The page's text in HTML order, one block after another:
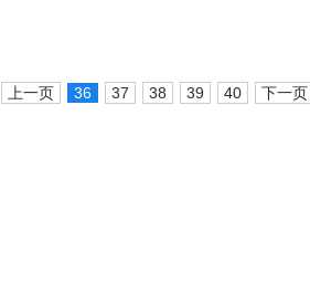
上一页 36 37 38 39 40 下一页